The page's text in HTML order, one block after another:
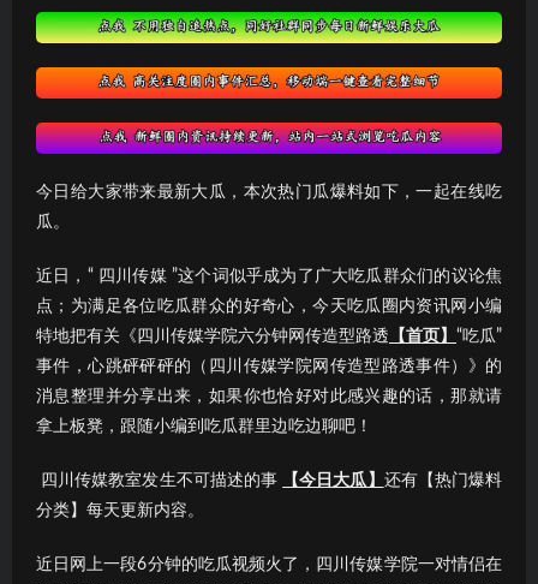
今日给大家带来最新大瓜，本次热门瓜爆料如下，一起在线吃
瓜。
近日，“ 四川传媒 ”这个词似乎成为了广大吃瓜群众们的议论焦
点；为满足各位吃瓜群众的好奇心，今天吃瓜圈内资讯网小编
特地把有关《四川传媒学院六分钟网传造型路透 【首页】 “吃瓜”
事件，心跳砰砰砰的（四川传媒学院网传造型路透事件）》的
消息整理并分享出来，如果你也恰好对此感兴趣的话，那就请
拿上板凳，跟随小编到吃瓜群里边吃边聊吧！
​ 四川传媒教室发生不可描述的事 【今日大瓜】 还有【热门爆料
分类】每天更新内容。
近日网上一段6分钟的吃瓜视频火了，四川传媒学院一对情侣在